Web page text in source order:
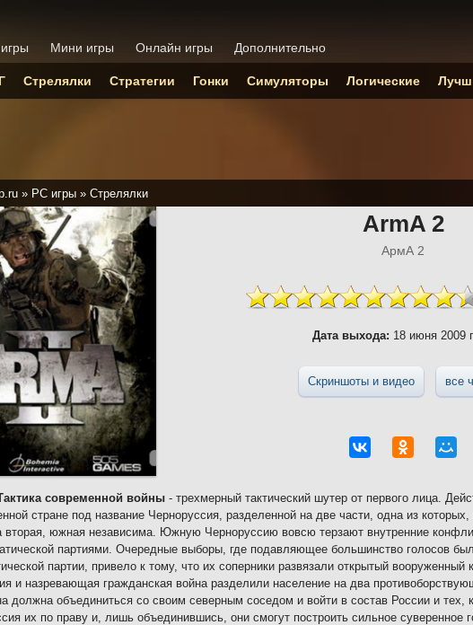
» PC игры » Стрелялки
ArmA 2
АрмА 2
Дата выхода: 18 июня 2009
Скриншоты и видео все
современной войны - трехмерный тактический шутер от первого лица.
стране под название Черноруссия, разделенной на две части, одна из которых,
вторая, южная независима. Южную Черноруссию вовсю терзают внутренние
партиями. Очередные выборы, где подавляющее большинство голосов
партии, привело к тому, что их соперники развязали открытый вооруженный
и назревающая гражданская война разделили население на два
должна объединиться со своим северным соседом и войти в состав России и тех,
их по праву и, лишь объединившись, они смогут построить сильное суверенное
Мини игры Онлайн игры Дополнительно
Стрелялки Стратегии Гонки Симуляторы Логические